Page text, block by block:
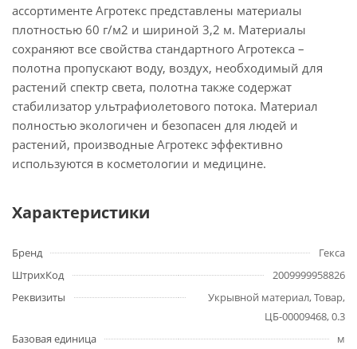
ассортименте Агротекс представлены материалы
плотностью 60 г/м2 и шириной 3,2 м. Материалы
сохраняют все свойства стандартного Агротекса –
полотна пропускают воду, воздух, необходимый для
растений спектр света, полотна также содержат
стабилизатор ультрафиолетового потока. Материал
полностью экологичен и безопасен для людей и
растений, производные Агротекс эффективно
используются в косметологии и медицине.
Характеристики
Бренд
Гекса
ШтрихКод
2009999958826
Реквизиты
Укрывной материал, Товар,
ЦБ-00009468, 0.3
Базовая единица
м